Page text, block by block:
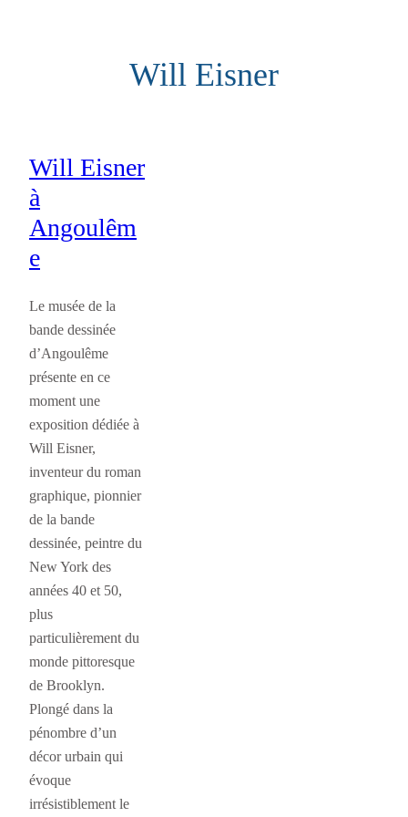
Will Eisner
Will Eisner
à
Angoulêm
e
Le musée de la
bande dessinée
d’Angoulême
présente en ce
moment une
exposition dédiée à
Will Eisner,
inventeur du roman
graphique, pionnier
de la bande
dessinée, peintre du
New York des
années 40 et 50,
plus
particulièrement du
monde pittoresque
de Brooklyn.
Plongé dans la
pénombre d’un
décor urbain qui
évoque
irrésistiblement le